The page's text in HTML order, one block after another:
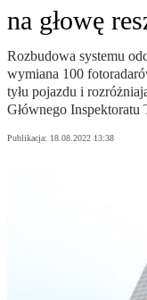
na głowę
Rozbudowa systemu
wymiana 100
tyłu pojazdu i
Głównego Inspektoratu
Publikacja: 18.08.2022 13:38